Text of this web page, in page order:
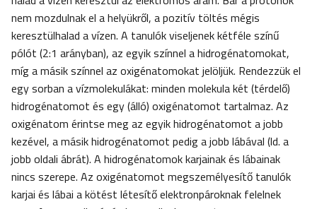
nem mozdulnak el a helyükről, a pozitív töltés mégis
keresztülhalad a vízen. A tanulók viseljenek kétféle színű
pólót (2:1 arányban), az egyik színnel a hidrogénatomokat,
míg a másik színnel az oxigénatomokat jelöljük. Rendezzük el
egy sorban a vízmolekulákat: minden molekula két (térdelő)
hidrogénatomot és egy (álló) oxigénatomot tartalmaz. Az
oxigénatom érintse meg az egyik hidrogénatomot a jobb
kezével, a másik hidrogénatomot pedig a jobb lábával (ld. a
jobb oldali ábrát). A hidrogénatomok karjainak és lábainak
nincs szerepe. Az oxigénatomot megszemélyesítő tanulók
karjai és lábai a kötést létesítő elektronpároknak felelnek